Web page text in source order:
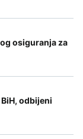
osiguranja za
odbijeni